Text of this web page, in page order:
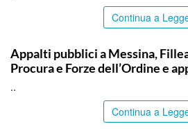
Continua a
Appalti pubblici a Messina,
Procura e Forze dell’Ordine e
..
Continua a